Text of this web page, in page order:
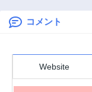
第14話
第12話
第10話
逆転ストーリー～
コメント
Website